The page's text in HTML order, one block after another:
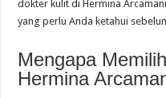
dokter kulit di Hermina
yang perlu Anda ketahui
Mengapa
Hermina